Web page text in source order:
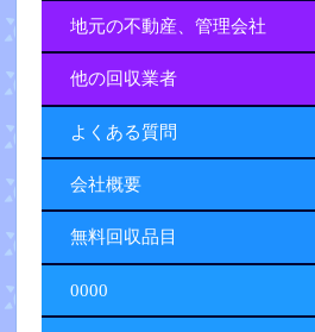
地元の不動産、管理会社
他の回収業者
よくある質問
会社概要
無料回収品目
0000